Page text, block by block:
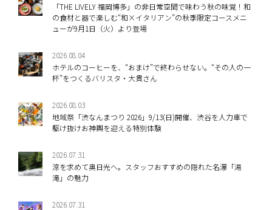
「THE LIVELY 福岡博多」の非日常空間で味わう秋の味覚！和
の食材と器で楽しむ“和×イタリアン”の秋季限定コースメニ
ューが9月1日（火）より登場
2026.08.04
ホテルのコーヒーを、“おまけ”で終わらせない。“その人の一
杯”をつくるバリスタ・大貫さん
2026.08.03
地域祭「渋なんまつり 2026」9/13(日)開催、渋谷を人力車で
駆け抜けお神輿を迎える特別体験
2026.07.31
涼を求めて奥日光へ。スタッフおすすめの隠れた名瀑「湯
滝」の魅力
2026.07.31